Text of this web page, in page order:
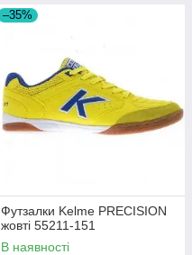
–35%
Футзалки Kelme PRECISION
жовті 55211-151
В наявності